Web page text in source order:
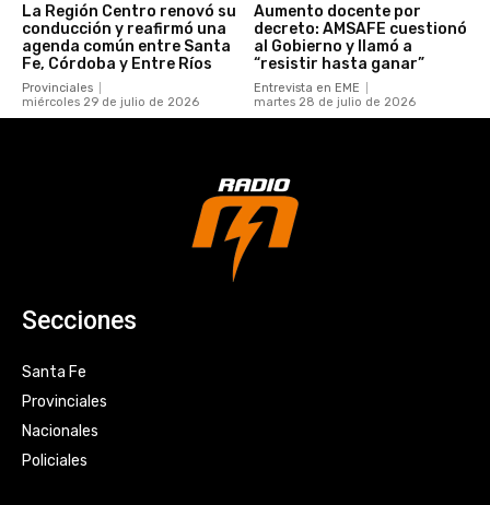
La Región Centro renovó su
conducción y reafirmó una
agenda común entre Santa
Fe, Córdoba y Entre Ríos
Provinciales
miércoles 29 de julio de 2026
Aumento docente por
decreto: AMSAFE cuestionó
al Gobierno y llamó a
“resistir hasta ganar”
Entrevista en EME
martes 28 de julio de 2026
Secciones
Santa Fe
Provinciales
Nacionales
Policiales